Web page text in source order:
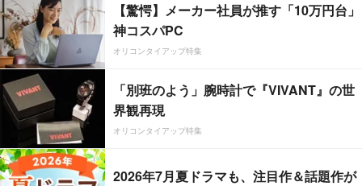
【驚愕】メーカー社員が推す「10万円台」
神コスパPC
オリコンタイアップ特集
「別班のよう」腕時計で『VIVANT』の世
界観再現
オリコンタイアップ特集
2026年7月夏ドラマも、注目作＆話題作が